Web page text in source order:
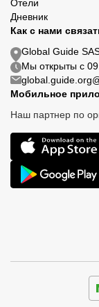
Отели
Дневник
Как с нами
Global Guide
Мы открыты с
Мобильное
Наш партнер по